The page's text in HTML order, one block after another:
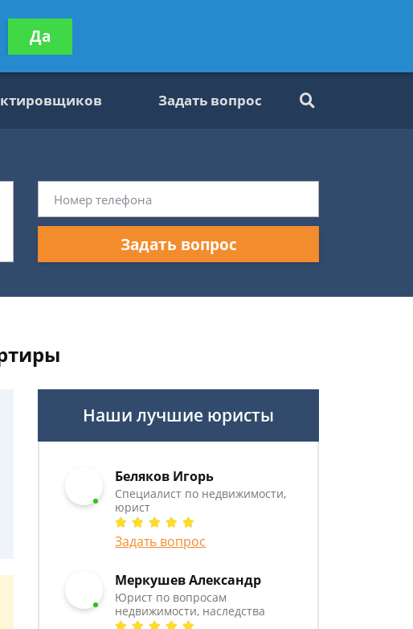
консультацию
бесплатно
Задать вопрос
Задать вопрос
Наши лучшие юристы
Беляков Игорь
Специалист по недвижимости,
юрист
Задать вопрос
Меркушев Александр
Юрист по вопросам
недвижимости, наследства
Да